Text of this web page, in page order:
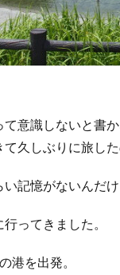
意識しないと書
久しぶりに旅し
記憶がないんだけ
ってきました。
港を出発。